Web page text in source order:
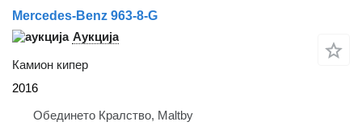
Mercedes-Benz 963-8-G
Аукција
Камион кипер
2016
Обединето Кралство, Maltby